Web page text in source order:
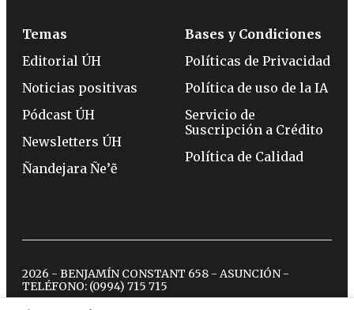
Temas
Editorial ÚH
Noticias positivas
Pódcast ÚH
Newsletters ÚH
Ñandejara Ñe’ẽ
Bases y Condiciones
Políticas de Privacidad
Política de uso de la IA
Servicio de
Suscripción a Crédito
Política de Calidad
2026 - BENJAMÍN CONSTANT 658 - ASUNCIÓN -
TELÉFONO: (0994) 715 715